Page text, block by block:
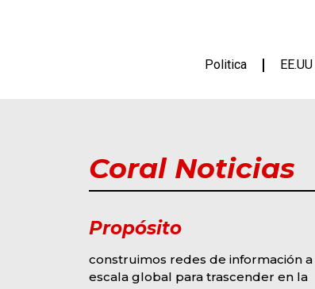
Politica EE.UU
Coral Noticias
Propósito
construimos redes de información a
escala global para trascender en la